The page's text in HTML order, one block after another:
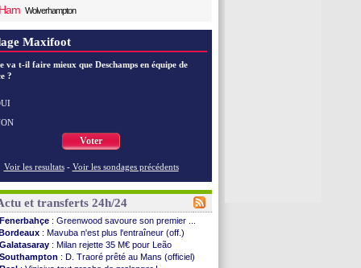
Wolverhampton
Maxifoot
va t-il faire mieux que Deschamps en équipe de
?
Voter
Voir les resultats - Voir les sondages précédents
et transferts 24h/24
Fenerbahçe : Greenwood savoure son premier ...
: Mavuba n'est plus l'entraîneur (off.)
Galatasaray : Milan rejette 35 M€ pour Leão
Southampton : D. Traoré prêté au Mans (officiel)